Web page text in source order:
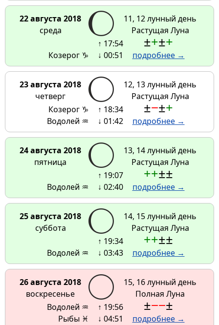
22 августа 2018
среда
11, 12 лунный день
Растущая Луна
Козерог ♑
↑ 17:54
↓ 00:51
±+±+
подробнее →
23 августа 2018
четверг
12, 13 лунный день
Растущая Луна
Козерог ♑
Водолей ♒
↑ 18:34
↓ 01:42
±−±+
подробнее →
24 августа 2018
пятница
13, 14 лунный день
Растущая Луна
Водолей ♒
↑ 19:07
↓ 02:40
++±±
подробнее →
25 августа 2018
суббота
14, 15 лунный день
Растущая Луна
Водолей ♒
↑ 19:34
↓ 03:43
++±±
подробнее →
26 августа 2018
воскресенье
15, 16 лунный день
Полная Луна
Водолей ♒
Рыбы ♓
↑ 19:56
↓ 04:51
±−−±
подробнее →